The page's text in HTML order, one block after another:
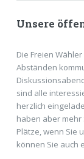
Unsere
Die Freien
Abständen
sind alle
herzlich
haben aber
Plätze, wenn Sie
können Sie auch